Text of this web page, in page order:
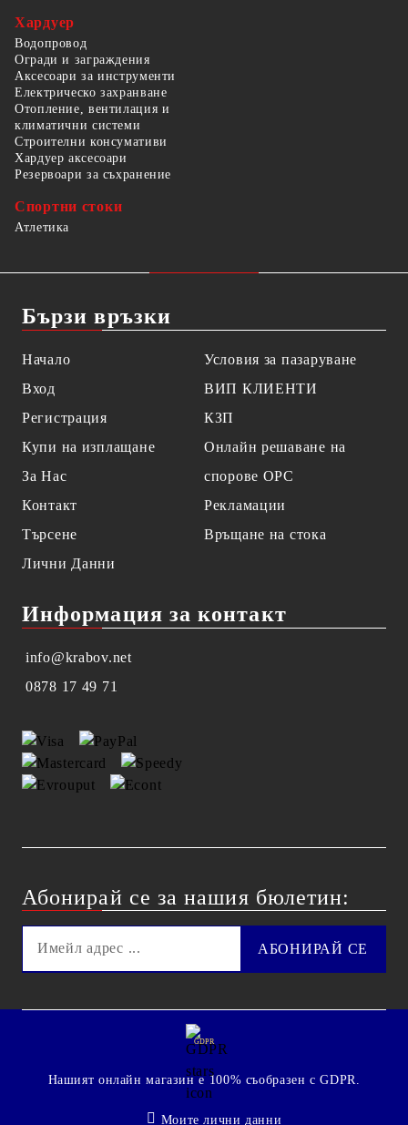
Хардуер
Водопровод
Огради и заграждения
Аксесоари за инструменти
Електрическо захранване
Отопление, вентилация и
климатични системи
Строителни консумативи
Хардуер аксесоари
Резервоари за съхранение
Спортни стоки
Атлетика
Бързи връзки
Начало
Вход
Регистрация
Купи на изплащане
За Нас
Контакт
Търсене
Лични Данни
Условия за пазаруване
ВИП КЛИЕНТИ
КЗП
Онлайн решаване на
спорове OPC
Рекламации
Връщане на стока
Информация за контакт
info@krabov.net
0878 17 49 71
Абонирай се за нашия бюлетин:
GDPR
Нашият онлайн магазин е 100% съобразен с GDPR.
Моите лични данни